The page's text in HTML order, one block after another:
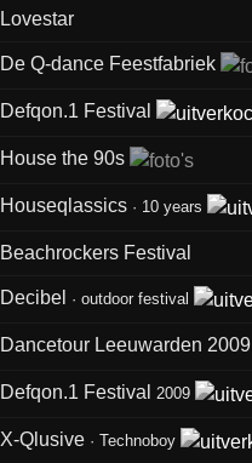
Lovestar
De Q-dance Feestfabriek
Defqon.1 Festival
House the 90s
Houseqlassics · 10 years
Beachrockers Festival
Decibel ·outdoor festival
Dancetour Leeuwarden 2009
Defqon.1 Festival 2009
X-Qlusive ·Technoboy